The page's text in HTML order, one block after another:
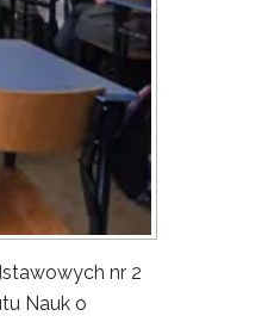
nr 2
Nauk o